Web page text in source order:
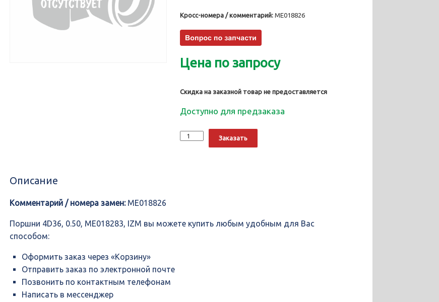
Кросс-номера / комментарий: ME018826
Цена по запросу
Скидка на заказной товар не предоставляется
Доступно для предзаказа
Количество
Поршни
Заказать
Описание
Комментарий / номера замен:ME018826
Поршни 4D36, 0.50, ME018283, IZM вы можете купить любым удобным для Вас
способом:
Оформить заказ через «Корзину»
Отправить заказ по электронной почте
Позвонить по контактным телефонам
Написать в мессенджер